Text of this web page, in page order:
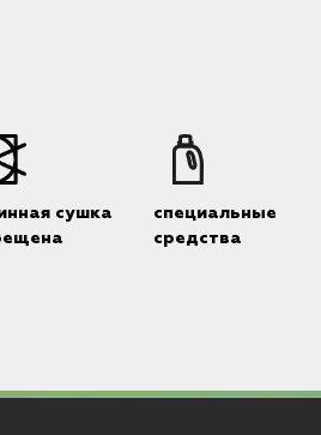
сушка
специальные
средства